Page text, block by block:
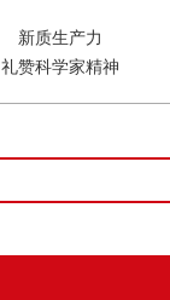
新质生产力
礼赞科学家精神